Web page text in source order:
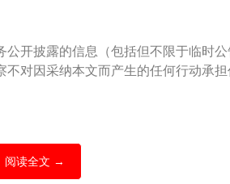
开披露的信息（包括但不限于临时
对因采纳本文而产生的任何行动承担
阅读全文 →